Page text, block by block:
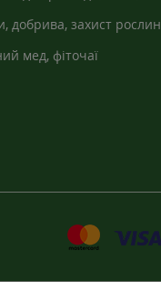
добрива, захист рослин
мед, фіточаї